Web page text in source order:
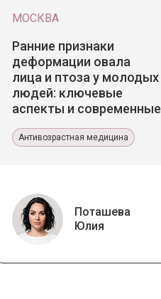
МОСКВА
Ранние признаки
деформации овала
лица и птоза у молодых
людей: ключевые
аспекты и современные
Антивозрастная медицина
Поташева
Юлия